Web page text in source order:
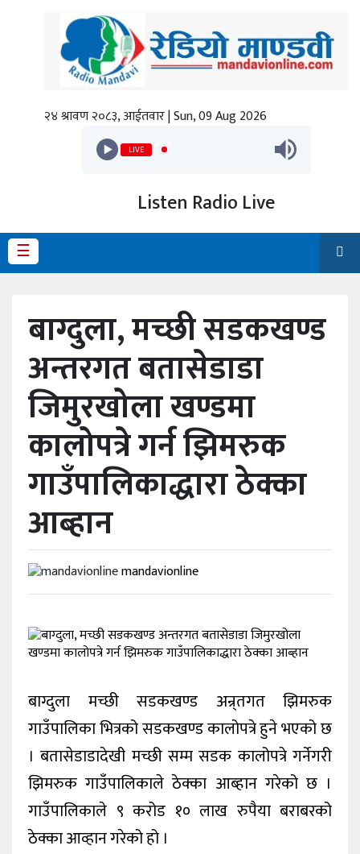
२४ श्रावण २०८३, आईतवार | Sun, 09 Aug 2026
LIVE
Listen Radio Live
☰
अर्थ
कला/
राशिफल
बाग्दुला, मच्छी सडकखण्ड
अन्तरगत बतासेडाडा
जिमुरखोला खण्डमा
कालोपत्रे गर्न झिमरुक
गाउँपालिकाद्धारा ठेक्का
आब्हान
mandavionline
बाग्दुला मच्छी सडकखण्ड अन्र्तगत झिमरुक
गाउँपालिका भित्रको सडकखण्ड कालोपत्रे हुने भएको छ
। बतासेडाडादेखी मच्छी सम्म सडक कालोपत्रे गर्नेगरी
झिमरुक गाउँपालिकाले ठेक्का आब्हान गरेको छ ।
गाउँपालिकाले ९ करोड १० लाख रुपैया बराबरको
ठेक्का आव्हान गरेको हो ।